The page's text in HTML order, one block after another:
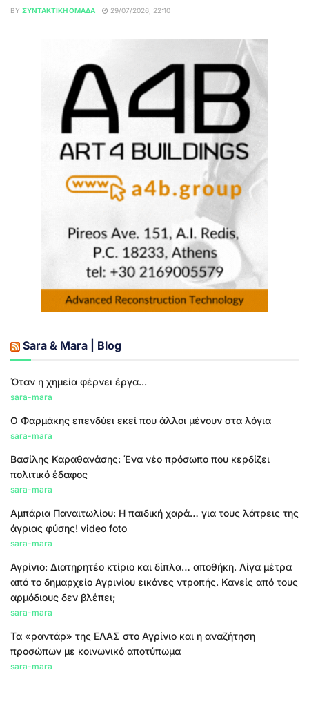
BY ΣΥΝΤΑΚΤΙΚΉ ΟΜΆΔΑ 29/07/2026, 22:10
Sara & Mara | Blog
Όταν η χημεία φέρνει έργα...
sara-mara
Ο Φαρμάκης επενδύει εκεί που άλλοι μένουν στα λόγια
sara-mara
Βασίλης Καραθανάσης: Ένα νέο πρόσωπο που κερδίζει
πολιτικό έδαφος
sara-mara
Αμπάρια Παναιτωλίου: Η παιδική χαρά… για τους λάτρεις της
άγριας φύσης! video foto
sara-mara
Αγρίνιο: Διατηρητέο κτίριο και δίπλα… αποθήκη. Λίγα μέτρα
από το δημαρχείο Αγρινίου εικόνες ντροπής. Κανείς από τους
αρμόδιους δεν βλέπει;
sara-mara
Τα «ραντάρ» της ΕΛΑΣ στο Αγρίνιο και η αναζήτηση
προσώπων με κοινωνικό αποτύπωμα
sara-mara